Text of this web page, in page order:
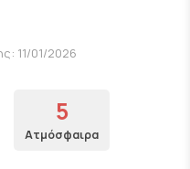
11/01/2026
5
Ατμόσφαιρα